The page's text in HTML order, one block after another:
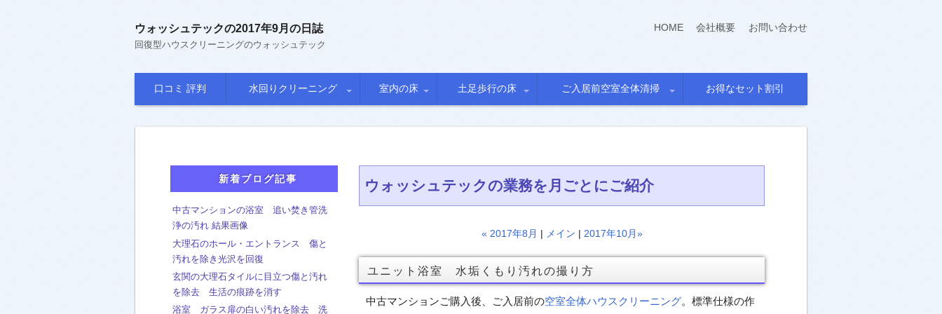
ウォッシュテックの2017年9月の日誌
回復型ハウスクリーニングのウォッシュテック
HOME 会社概要 お問い合わせ
口コミ 評判 水回りクリーニング 室内の床 土足歩行の床 ご入居前空室全体清掃 お得なセット割引
ウォッシュテックの業務を月ごとにご紹介
« 2017年8月 | メイン | 2017年10月»
ユニット浴室 水垢くもり汚れの撮り方
中古マンションご購入後、ご入居前の空室全体ハウスクリーニング。標準仕様の作
新着ブログ記事
中古マンションの浴室 追い焚き管洗
浄の汚れ 結果画像
大理石のホール・エントランス 傷と
汚れを除き光沢を回復
玄関の大理石タイルに目立つ傷と汚れ
を除去 生活の痕跡を消す
浴室 ガラス扉の白い汚れを除去 洗